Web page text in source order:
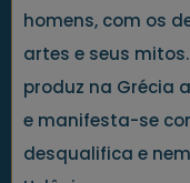
homens, com os
artes e seus
produz na Grécia
e manifesta-se
desqualifica e